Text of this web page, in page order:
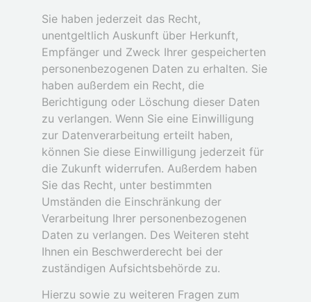
Sie haben jederzeit das Recht,
unentgeltlich Auskunft über Herkunft,
Empfänger und Zweck Ihrer gespeicherten
personenbezogenen Daten zu erhalten. Sie
haben außerdem ein Recht, die
Berichtigung oder Löschung dieser Daten
zu verlangen. Wenn Sie eine Einwilligung
zur Datenverarbeitung erteilt haben,
können Sie diese Einwilligung jederzeit für
die Zukunft widerrufen. Außerdem haben
Sie das Recht, unter bestimmten
Umständen die Einschränkung der
Verarbeitung Ihrer personenbezogenen
Daten zu verlangen. Des Weiteren steht
Ihnen ein Beschwerderecht bei der
zuständigen Aufsichtsbehörde zu.
Hierzu sowie zu weiteren Fragen zum